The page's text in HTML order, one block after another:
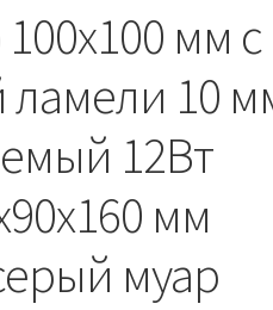
мм с
10
12Вт
мм
муар